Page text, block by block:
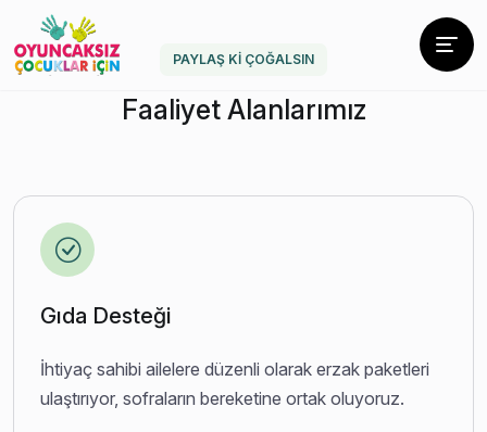
PAYLAŞ KI ÇOĞALSIN
Faaliyet Alanlarımız
Gıda Desteği
İhtiyaç sahibi ailelere düzenli olarak erzak paketleri
ulaştırıyor, sofraların bereketine ortak oluyoruz.